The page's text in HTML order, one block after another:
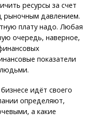
ресурсы за счет
рыночным давлением.
плату надо. Любая
очередь, наверное,
показатели
идёт своего
определяют,
а какие